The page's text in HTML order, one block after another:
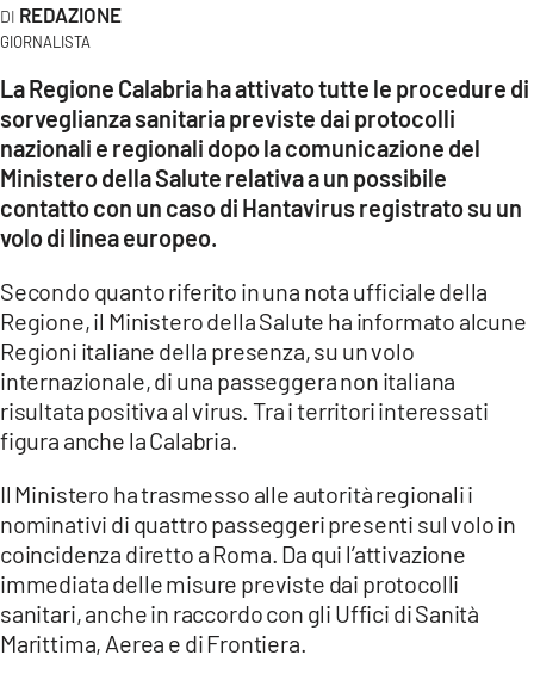
LaC
Network
LACPLAY.IT
LACTV.IT
LACONAIR.IT
LACITYMAG.IT
ILREGGINO.IT
COSENZACHANNEL.IT
ILVIBONESE.IT
CATANZAROCHANNEL.IT
LACAPITALENEWS.IT
App
ANDROID
APPLE
REDAZIONE
GIORNALISTA
La Regione Calabria ha attivato tutte le procedure di
sorveglianza sanitaria previste dai protocolli
nazionali e regionali dopo la comunicazione del
Ministero della Salute relativa a un possibile
contatto con un caso di Hantavirus registrato su un
volo di linea europeo.
Secondo quanto riferito in una nota ufficiale della
Regione, il Ministero della Salute ha informato alcune
Regioni italiane della presenza, su un volo
internazionale, di una passeggera non italiana
risultata positiva al virus. Tra i territori interessati
figura anche la Calabria.
Il Ministero ha trasmesso alle autorità regionali i
nominativi di quattro passeggeri presenti sul volo in
coincidenza diretto a Roma. Da qui l’attivazione
immediata delle misure previste dai protocolli
sanitari, anche in raccordo con gli Uffici di Sanità
Marittima, Aerea e di Frontiera.